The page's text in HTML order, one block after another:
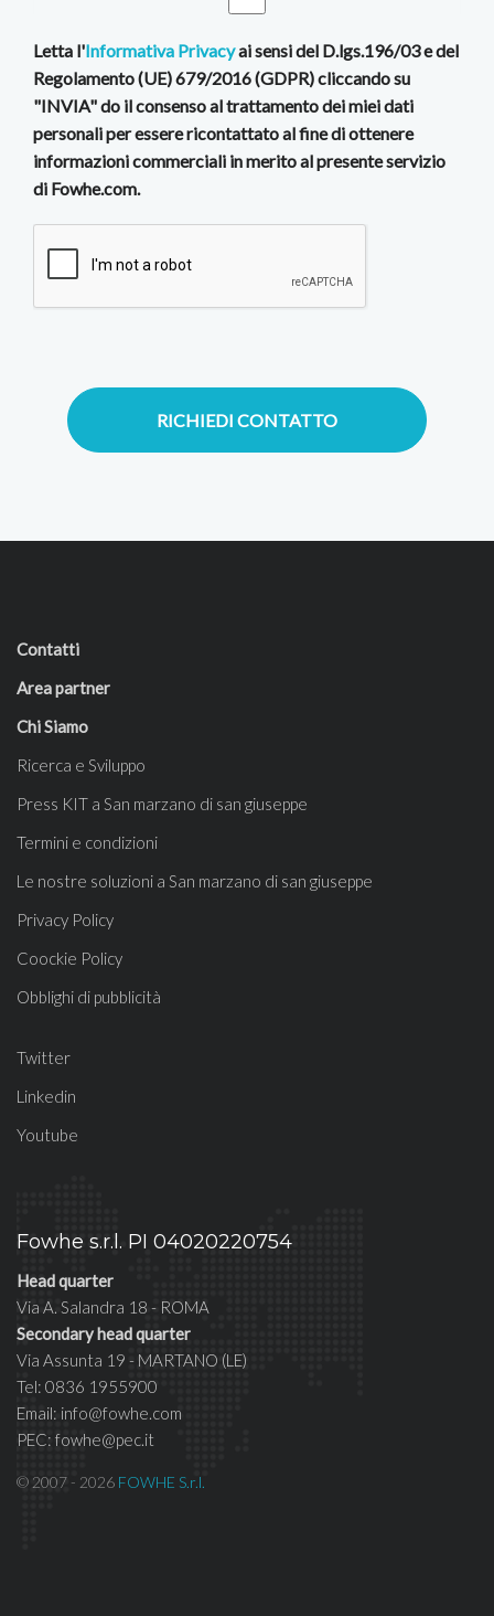
Letta l'Informativa Privacyai sensi del D.lgs.196/03 e del
Regolamento (UE) 679/2016 (GDPR) cliccando su
"INVIA" do il consenso al trattamento dei miei dati
personali per essere ricontattato al fine di ottenere
informazioni commerciali in merito al presente servizio
di Fowhe.com.
RICHIEDI CONTATTO
Contatti
Area partner
Chi Siamo
Ricerca e Sviluppo
Press KIT a San marzano di san giuseppe
Termini e condizioni
Le nostre soluzioni a San marzano di san giuseppe
Privacy Policy
Coockie Policy
Obblighi di pubblicità
Twitter
Linkedin
Youtube
Fowhe s.r.l. PI 04020220754
Head quarter
Via A. Salandra 18 - ROMA
Secondary head quarter
Via Assunta 19 - MARTANO (LE)
Tel: 0836 1955900
Email: info@fowhe.com
PEC: fowhe@pec.it
© 2007 - 2026 FOWHE S.r.l.